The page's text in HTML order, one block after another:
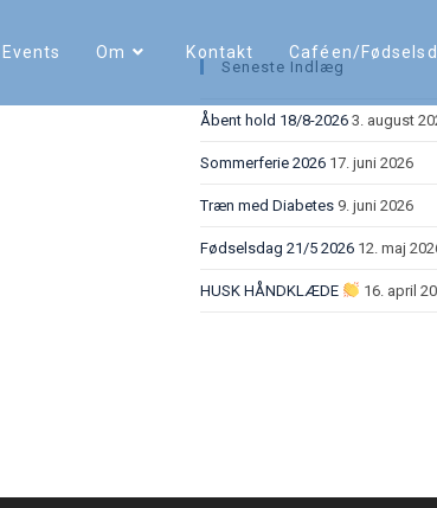
Events Om Kontakt Caféen/
Seneste Indlæg
Åbent hold 18/8-2026 3. august
Sommerferie 2026 17. juni 2026
Træn med Diabetes 9. juni 2026
Fødselsdag 21/5 2026 12. maj
HUSK HÅNDKLÆDE 16. april